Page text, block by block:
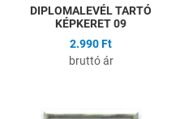
DIPLOMALEVÉL TARTÓ
KÉPKERET 09
2.990 Ft
bruttó ár